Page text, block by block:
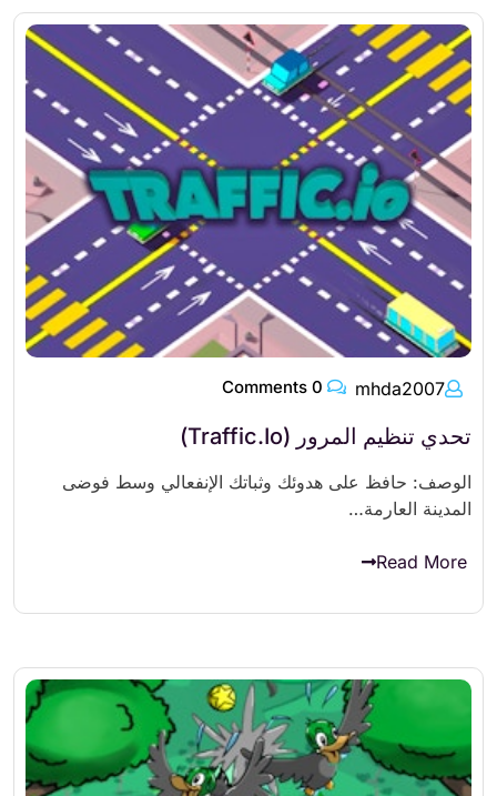
mhda2007
تحدي تنظيم المرور (Traffic.io)
الوصف: حافظ على هدوئك وثباتك الإنفعالي وسط فوضى
المدينة العارمة…
Read More